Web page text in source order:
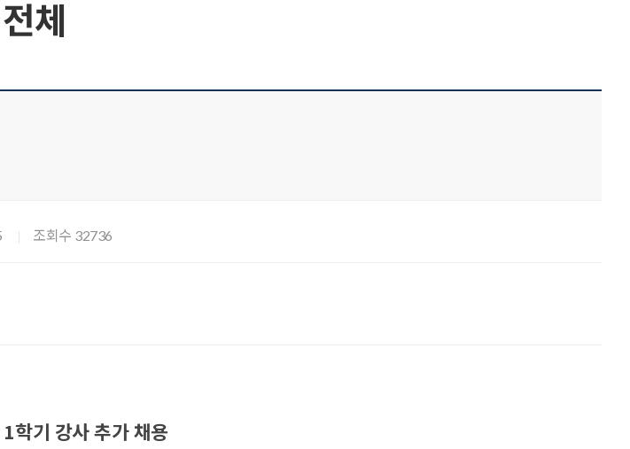
전체
조회수 32736
1학기 강사 추가 채용